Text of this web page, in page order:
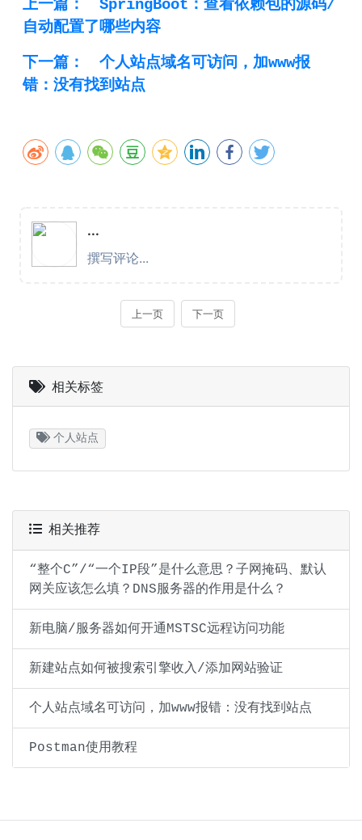
上一篇：
SpringBoot：查看依赖包的源码/
自动配置了哪些内容
下一篇：
个人站点域名可访问，加www报
错：没有找到站点
相关标签
个人站点
相关推荐
“整个C”/“一个IP段”是什么意思？子网掩码、默认
网关应该怎么填？DNS服务器的作用是什么？
新电脑/服务器如何开通MSTSC远程访问功能
新建站点如何被搜索引擎收入/添加网站验证
个人站点域名可访问，加www报错：没有找到站点
Postman使用教程